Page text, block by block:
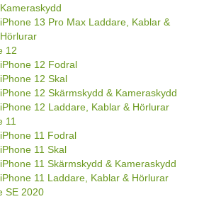
Kameraskydd
iPhone 13 Pro Max Laddare, Kablar &
Hörlurar
12
iPhone 12 Fodral
iPhone 12 Skal
iPhone 12 Skärmskydd & Kameraskydd
iPhone 12 Laddare, Kablar & Hörlurar
11
iPhone 11 Fodral
iPhone 11 Skal
iPhone 11 Skärmskydd & Kameraskydd
iPhone 11 Laddare, Kablar & Hörlurar
SE 2020